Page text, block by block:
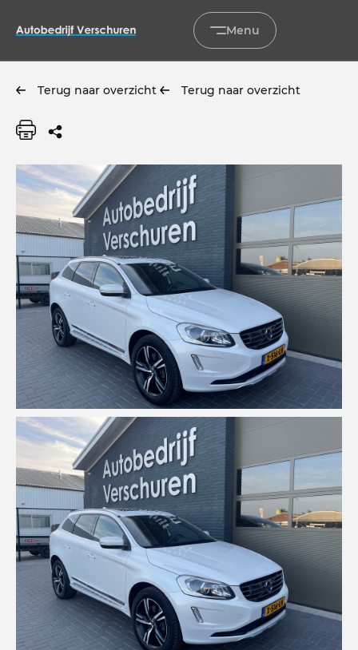
Menu
Diensten
Onderhoud & service
Verkocht
Over ons
Contact
Terug naar overzicht Terug naar overzicht